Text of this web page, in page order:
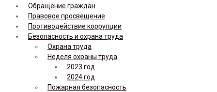
Обращение граждан
Правовое просвещение
Противодействие коррупции
Безопасность и охрана труда
Охрана труда
Неделя охраны труда
2023 год
2024 год
Пожарная безопасность